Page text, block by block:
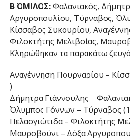
Β΄ ΟΜΙΛΟΣ:Φαλανιακός,
Αργυροπουλίου, Τύρναβος,
Κίσσαβος Συκουρίου,
Φιλοκτήτης Μελιβοίας,
Κληρώθηκαν τα παρακάτω
Αναγέννηση Πουρναρίου –
)
Δήμητρα Γιάννουλης –
Όλυμπος Γόννων – Τύρναβος
Πελασγιώτιδα – Φιλοκτήτης
Μαυροβούνι – Δόξα